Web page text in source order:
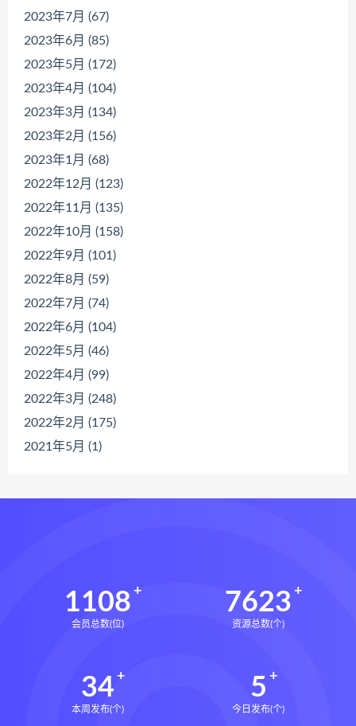
2023年7月 (67)
2023年6月 (85)
2023年5月 (172)
2023年4月 (104)
2023年3月 (134)
2023年2月 (156)
2023年1月 (68)
2022年12月 (123)
2022年11月 (135)
2022年10月 (158)
2022年9月 (101)
2022年8月 (59)
2022年7月 (74)
2022年6月 (104)
2022年5月 (46)
2022年4月 (99)
2022年3月 (248)
2022年2月 (175)
2021年5月 (1)
1108
会员总数(位)
7623
资源总数(个)
34
本周发布(个)
5
今日发布(个)